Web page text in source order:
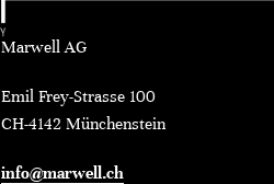
Marwell AG
Emil Frey-Strasse 100
CH-4142 Münchenstein
info@marwell.ch